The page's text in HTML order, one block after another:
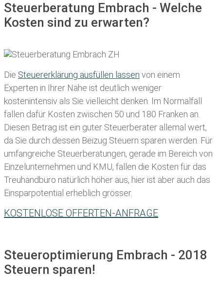
Steuerberatung Embrach - Welche
Kosten sind zu erwarten?
Die Steuererklärung ausfüllen lassen von einem
Experten in Ihrer Nähe ist deutlich weniger
kostenintensiv als Sie vielleicht denken. Im Normalfall
fallen dafür Kosten zwischen 50 und 180 Franken an.
Diesen Betrag ist ein guter Steuerberater allemal wert,
da Sie durch dessen Beizug Steuern sparen werden. Für
umfangreiche Steuerberatungen, gerade im Bereich von
Einzelunternehmen und KMU, fallen die Kosten für das
Treuhandbüro natürlich höher aus, hier ist aber auch das
Einsparpotential erheblich grösser.
KOSTENLOSE OFFERTEN-ANFRAGE
Steueroptimierung Embrach - 2018
Steuern sparen!